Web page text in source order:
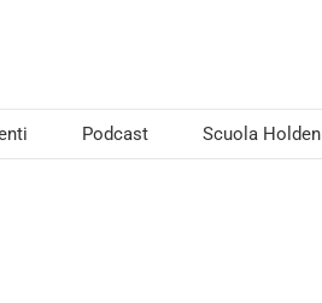
Podcast Scuola Holden